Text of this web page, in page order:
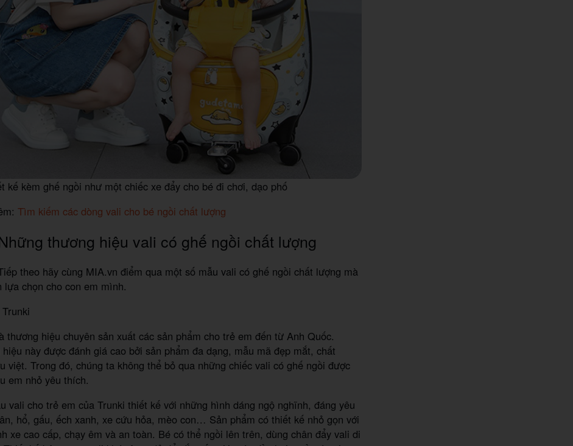
kế kèm ghế ngồi như một chiếc xe đẩy cho bé đi chơi, dạo phố
Tìm kiếm các dòng vali cho bé ngồi chất lượng
thương hiệu vali có ghế ngồi chất lượng
theo hãy cùng MIA.vn điểm qua một số mẫu vali có ghế ngồi chất lượng mà
lựa chọn cho con em mình.
thương hiệu chuyên sản xuất các sản phẩm cho trẻ em đến từ Anh Quốc.
này được đánh giá cao bởi sản phẩm đa dạng, mẫu mã đẹp mắt, chất
việt. Trong đó, chúng ta không thể bỏ qua những chiếc vali có ghế ngồi được
em nhỏ yêu thích.
vali cho trẻ em của Trunki thiết kế với những hình dáng ngộ nghĩnh, đáng yêu
hổ, gấu, ếch xanh, xe cứu hỏa, mèo con… Sản phẩm có thiết kế nhỏ gọn với
xe cao cấp, chạy êm và an toàn. Bé có thể ngồi lên trên, dùng chân đẩy vali di